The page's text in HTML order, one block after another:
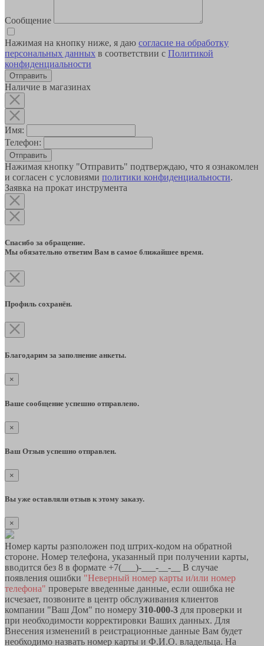
Сообщение
Нажимая на кнопку ниже, я даю согласие на обработку
персональных данных в соответствии с Политикой
конфиденциальности
Наличие в магазинах
Имя:
Телефон:
Отправить
Нажимая кнопку "Отправить" подтверждаю, что я ознакомлен
и согласен с условиями политики конфиденциальности.
Заявка на прокат инструмента
Спасибо за обращение.
Мы обязательно ответим Вам в самое ближайшее время.
Профиль сохранён.
Благодарим за заполнение анкеты.
×
Ваше сообщение успешно отправлено.
×
Ваш Отзыв успешно отправлен.
×
Вы уже оставляли отзыв к этому заказу.
×
Номер карты разположен под штрих-кодом на обратной
стороне. Номер телефона, указанный при получении карты,
вводится без 8 в формате +7(___)-___-__-__ В случае
появления ошибки "Неверный номер карты и/или номер
телефона" проверьте введенные данные, если ошибка не
исчезает, позвоните в центр обслуживания клиентов
компании "Ваш Дом" по номеру 310-000-3 для проверки и
при необходимости корректировки Ваших данных. Для
Внесения изменений в реистрационные данные Вам будет
необходимо назвать номер карты и Ф.И.О. владельца. На